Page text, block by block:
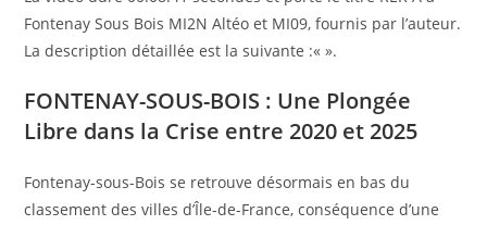
Fontenay Sous Bois MI2N Altéo et MI09, fournis par l’auteur.
La description détaillée est la suivante :« ».
FONTENAY-SOUS-BOIS : Une Plongée
Libre dans la Crise entre 2020 et 2025
Fontenay-sous-Bois se retrouve désormais en bas du
classement des villes d’Île-de-France, conséquence d’une